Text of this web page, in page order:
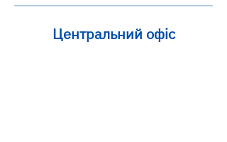
Центральний офіс